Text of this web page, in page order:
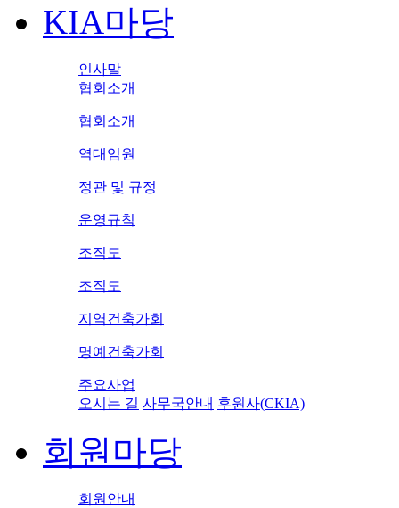
KIA마당
인사말
협회소개
협회소개
역대임원
정관 및 규정
운영규칙
조직도
조직도
지역건축가회
명예건축가회
주요사업
오시는 길 사무국안내 후원사(CKIA)
회원마당
회원안내